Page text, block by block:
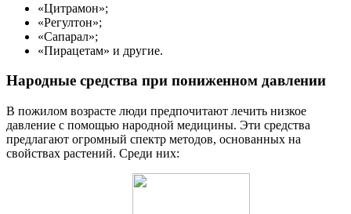
«Цитрамон»;
«Регултон»;
«Сапарал»;
«Пирацетам» и другие.
Народные средства при пониженном давлении
В пожилом возрасте люди предпочитают лечить низкое
давление с помощью народной медицины. Эти средства
предлагают огромный спектр методов, основанных на
свойствах растений. Среди них: